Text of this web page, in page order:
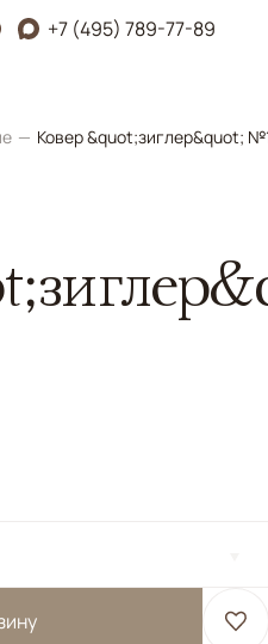
+7 (495) 789-77-89
Ковер &quot;зиглер&quot;